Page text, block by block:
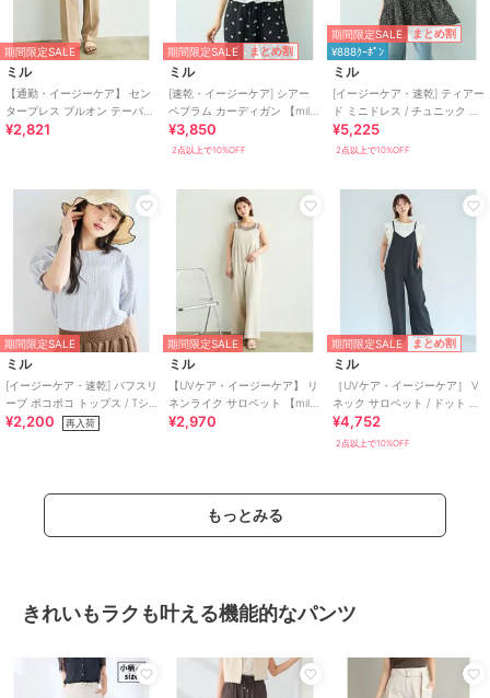
期間限定SALE
ミル
【通勤・イージーケア】 セン
タープレス プルオン テーパー
ドパンツ / 新色登場♪ 【mil/ミ
¥2,821
期間限定SALE まとめ割
ミル
[速乾・イージーケア] シアー
ペプラム カーディガン 【mil/
ミル】
¥3,850
2点以上で10%OFF
期間限定SALE まとめ割
¥888ｸｰﾎﾟﾝ
ミル
[イージーケア・速乾] ティアー
ド ミニドレス / チュニック ブ
ラウス 【mil/ミル】
¥5,225
2点以上で10%OFF
期間限定SALE
ミル
[イージーケア・速乾] パフスリ
ーブ ポコポコ トップス / Tシ
ャツ 【mil (ミル)】
¥2,200 再入荷
期間限定SALE
ミル
【UVケア・イージーケア】 リ
ネンライク サロペット 【mil/
ミル】
¥2,970
期間限定SALE まとめ割
ミル
［UVケア・イージーケア］ V
ネック サロペット / ドット 無
地 【mil/ミル】
¥4,752
2点以上で10%OFF
もっとみる
きれいもラクも叶える機能的なパンツ